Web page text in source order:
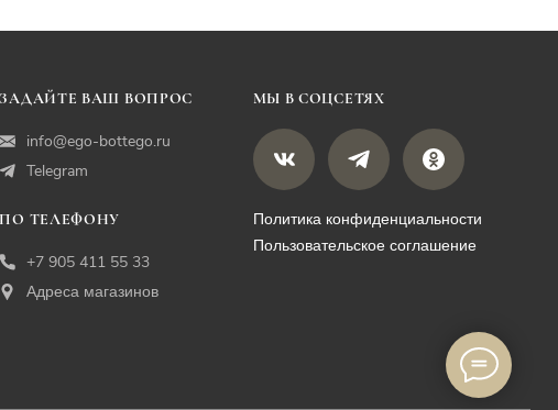
ЗАДАЙТЕ ВАШ ВОПРОС
info@ego-bottego.ru
Telegram
ПО ТЕЛЕФОНУ
+7 905 411 55 33
Адреса магазинов
МЫ В СОЦСЕТЯХ
Политика конфиденциальности
Пользовательское соглашение